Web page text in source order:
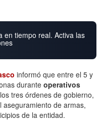
en tiempo real. Activa las
informó que entre el 5 y
durante operativos
tres órdenes de gobierno,
de armas,
de la entidad.